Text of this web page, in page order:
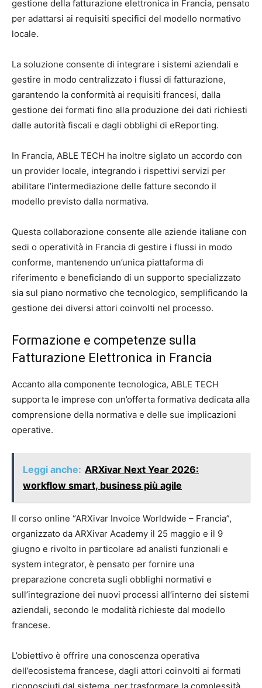
gestione della fatturazione elettronica in Francia, pensato
per adattarsi ai requisiti specifici del modello normativo
locale.
La soluzione consente di integrare i sistemi aziendali e
gestire in modo centralizzato i flussi di fatturazione,
garantendo la conformità ai requisiti francesi, dalla
gestione dei formati fino alla produzione dei dati richiesti
dalle autorità fiscali e dagli obblighi di eReporting.
In Francia, ABLE TECH ha inoltre siglato un accordo con
un provider locale, integrando i rispettivi servizi per
abilitare l’intermediazione delle fatture secondo il
modello previsto dalla normativa.
Questa collaborazione consente alle aziende italiane con
sedi o operatività in Francia di gestire i flussi in modo
conforme, mantenendo un’unica piattaforma di
riferimento e beneficiando di un supporto specializzato
sia sul piano normativo che tecnologico, semplificando la
gestione dei diversi attori coinvolti nel processo.
Formazione e competenze sulla
Fatturazione Elettronica in Francia
Accanto alla componente tecnologica, ABLE TECH
supporta le imprese con un’offerta formativa dedicata alla
comprensione della normativa e delle sue implicazioni
operative.
Leggi anche: ARXivar Next Year 2026:
workflow smart, business più agile
Il corso online “ARXivar Invoice Worldwide – Francia”,
organizzato da ARXivar Academy il 25 maggio e il 9
giugno e rivolto in particolare ad analisti funzionali e
system integrator, è pensato per fornire una
preparazione concreta sugli obblighi normativi e
sull’integrazione dei nuovi processi all’interno dei sistemi
aziendali, secondo le modalità richieste dal modello
francese.
L’obiettivo è offrire una conoscenza operativa
dell’ecosistema francese, dagli attori coinvolti ai formati
riconosciuti dal sistema, per trasformare la complessità